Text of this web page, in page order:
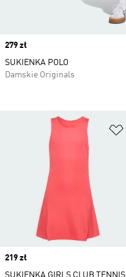
Price
219 zł
SUKIENKA GIRLS CLUB TENNIS
Price
279 zł
SUKIENKA POLO
Damskie Originals